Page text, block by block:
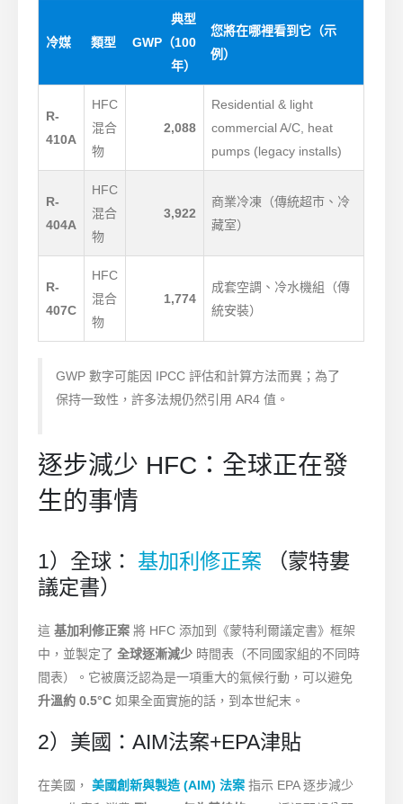
冷媒 類型
典型
GWP（100
年）
您將在哪裡看到它（示
例）
R-
410A
HFC
混合
物
2,088
Residential & light
commercial A/C, heat
pumps (legacy installs)
R-
404A
HFC
混合
物
3,922
商業冷凍（傳統超市、冷
藏室）
R-
407C
HFC
混合
物
1,774
成套空調、冷水機組（傳
統安裝）
GWP 數字可能因 IPCC 評估和計算方法而異；為了
保持一致性，許多法規仍然引用 AR4 值。
逐步減少 HFC：全球正在發
生的事情
1）全球： 基加利修正案 （蒙特婁
議定書）
這基加利修正案 將 HFC 添加到《蒙特利爾議定書》框架
中，並製定了全球逐漸減少 時間表（不同國家組的不同時
間表）。它被廣泛認為是一項重大的氣候行動，可以避免
升溫約 0.5°C 如果全面實施的話，到本世紀末。
2）美國：AIM法案+EPA津貼
在美國，美國創新與製造 (AIM) 法案 指示 EPA 逐步減少